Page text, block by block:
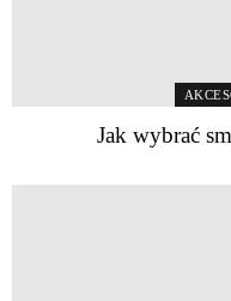
Jak wybrać